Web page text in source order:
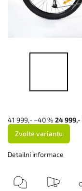
41 999,- –40 % 24 999,-
Zvolte variantu
Detailní informace